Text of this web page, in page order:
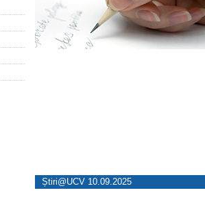
Știri@UCV 10.09.2025